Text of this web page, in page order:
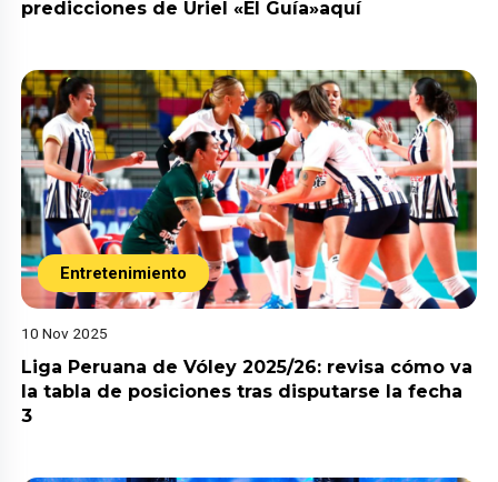
predicciones de Uriel «El Guía»aquí
Entretenimiento
10 Nov 2025
Liga Peruana de Vóley 2025/26: revisa cómo va
la tabla de posiciones tras disputarse la fecha
3